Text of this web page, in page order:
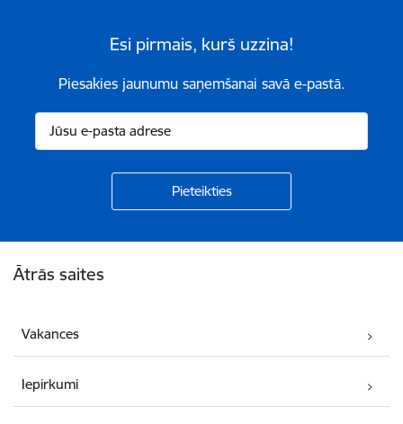
Esi pirmais, kurš uzzina!
Piesakies jaunumu saņemšanai savā e-pastā.
Ātrās saites
Vakances
Iepirkumi